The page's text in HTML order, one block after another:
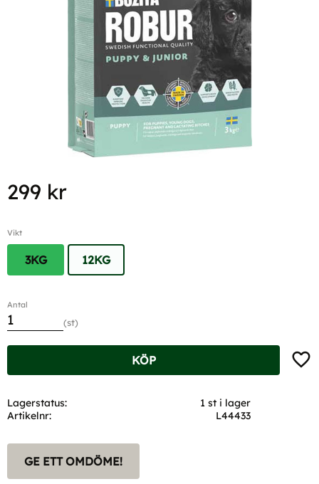
299 kr
Vikt
3KG 12KG
Antal
st
KÖP
Lagerstatus
1 st i lager
Artikelnr
L44433
GE ETT OMDÖME!